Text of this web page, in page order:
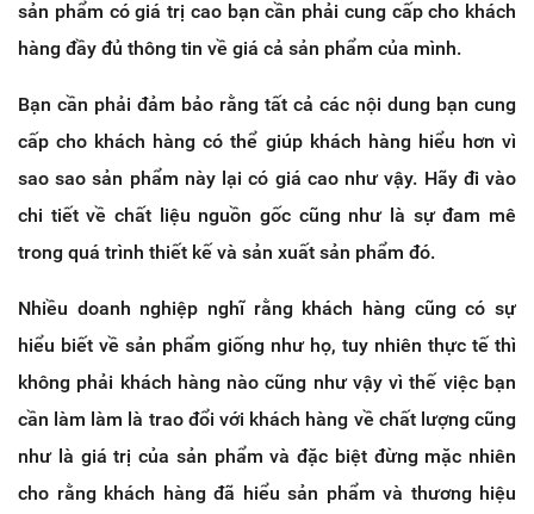
sản phẩm có giá trị cao bạn cần phải cung cấp cho khách
hàng đầy đủ thông tin về giá cả sản phẩm của mình.
Bạn cần phải đảm bảo rằng tất cả các nội dung bạn cung
cấp cho khách hàng có thể giúp khách hàng hiểu hơn vì
sao sao sản phẩm này lại có giá cao như vậy. Hãy đi vào
chi tiết về chất liệu nguồn gốc cũng như là sự đam mê
trong quá trình thiết kế và sản xuất sản phẩm đó.
Nhiều doanh nghiệp nghĩ rằng khách hàng cũng có sự
hiểu biết về sản phẩm giống như họ, tuy nhiên thực tế thì
không phải khách hàng nào cũng như vậy vì thế việc bạn
cần làm làm là trao đổi với khách hàng về chất lượng cũng
như là giá trị của sản phẩm và đặc biệt đừng mặc nhiên
cho rằng khách hàng đã hiểu sản phẩm và thương hiệu